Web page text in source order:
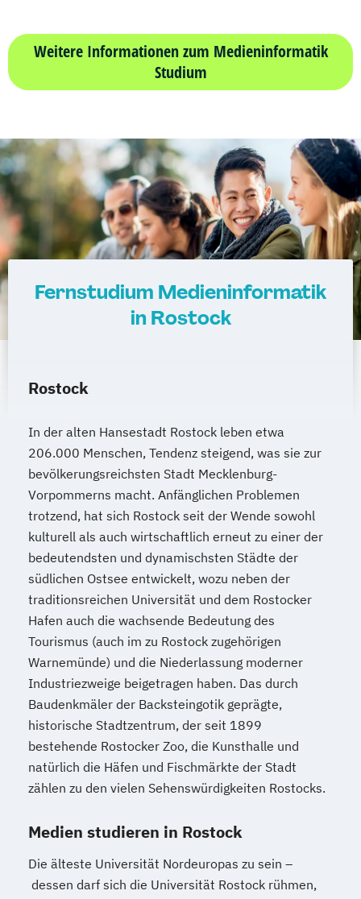
Weitere Informationen zum Medieninformatik
Studium
Fernstudium Medieninformatik
in Rostock
Rostock
In der alten Hansestadt Rostock leben etwa
206.000 Menschen, Tendenz steigend, was sie zur
bevölkerungsreichsten Stadt Mecklenburg-
Vorpommerns macht. Anfänglichen Problemen
trotzend, hat sich Rostock seit der Wende sowohl
kulturell als auch wirtschaftlich erneut zu einer der
bedeutendsten und dynamischsten Städte der
südlichen Ostsee entwickelt, wozu neben der
traditionsreichen Universität und dem Rostocker
Hafen auch die wachsende Bedeutung des
Tourismus (auch im zu Rostock zugehörigen
Warnemünde) und die Niederlassung moderner
Industriezweige beigetragen haben. Das durch
Baudenkmäler der Backsteingotik geprägte,
historische Stadtzentrum, der seit 1899
bestehende Rostocker Zoo, die Kunsthalle und
natürlich die Häfen und Fischmärkte der Stadt
zählen zu den vielen Sehenswürdigkeiten Rostocks.
Medien studieren in Rostock
Die älteste Universität Nordeuropas zu sein –
dessen darf sich die Universität Rostock rühmen,